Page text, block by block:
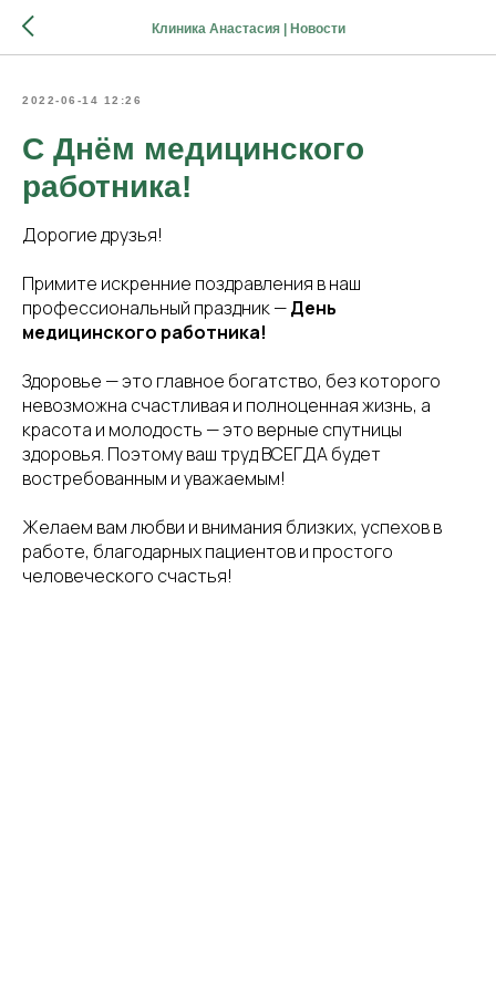
Клиника Анастасия | Новости
2022-06-14 12:26
С Днём медицинского
работника!
Дорогие друзья!
Примите искренние поздравления в наш
профессиональный праздник —День
медицинского работника!
Здоровье — это главное богатство, без которого
невозможна счастливая и полноценная жизнь, а
красота и молодость — это верные спутницы
здоровья. Поэтому ваш труд ВСЕГДА будет
востребованным и уважаемым!
Желаем вам любви и внимания близких, успехов в
работе, благодарных пациентов и простого
человеческого счастья!